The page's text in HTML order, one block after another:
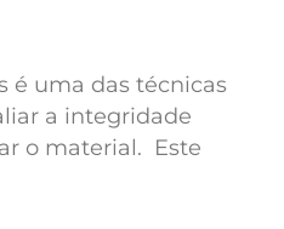
é uma das técnicas
a integridade
o material. Este